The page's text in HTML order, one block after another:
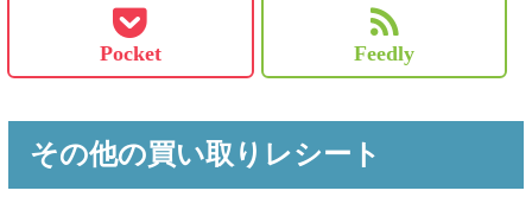
Pocket Feedly
その他の買い取りレシート